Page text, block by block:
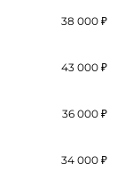
38 000 ₽
43 000 ₽
36 000 ₽
34 000 ₽